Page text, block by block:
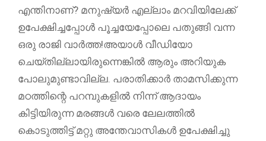
എന്തിനാണ്? മനുഷ്യർ എല്ലാം മറവിയിലേക്ക്
ഉപേക്ഷിച്ചപ്പോൾ പൂച്ചയേപ്പോലെ പതുങ്ങി വന്ന
ഒരു രാജി വാർത്ത!അയാൾ വീഡിയോ
ചെയ്തില്ലായിരുന്നെങ്കിൽ ആരും അറിയുക
പോലുമുണ്ടാവില്ല. പരാതിക്കാർ താമസിക്കുന്ന
മഠത്തിന്റെ പറമ്പുകളിൽ നിന്ന് ആദായം
കിട്ടിയിരുന്ന മരങ്ങൾ വരെ ലേലത്തിൽ
കൊടുത്തിട്ട് മറ്റു അന്തേവാസികൾ ഉപേക്ഷിച്ചു